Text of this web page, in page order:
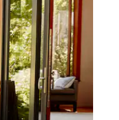
et en faisant glisser.